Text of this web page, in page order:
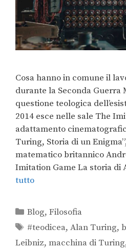
Cosa hanno in comune il
durante la Seconda Guerra
questione teologica
2014 esce nelle sale The
adattamento
Turing, Storia di un
matematico britannico
Imitation Game La storia di
tutto
Blog,Filosofia
#teodicea,Alan Turing,
Leibniz, macchina di Turing